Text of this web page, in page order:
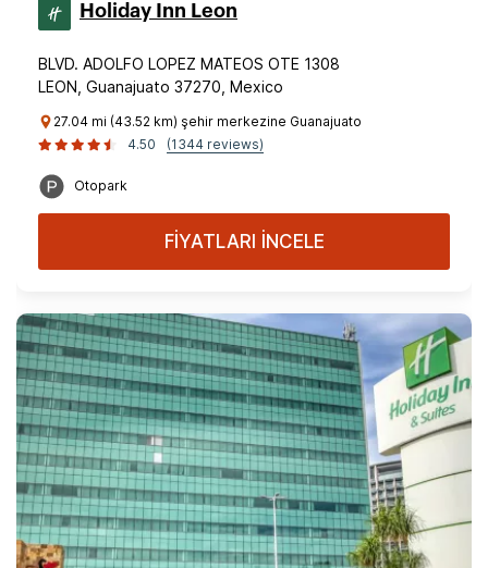
Holiday Inn Leon
BLVD. ADOLFO LOPEZ MATEOS OTE 1308
LEON, Guanajuato 37270, Mexico
27.04 mi (43.52 km) şehir merkezine Guanajuato
4.50
(1344 reviews)
Otopark
FİYATLARI İNCELE